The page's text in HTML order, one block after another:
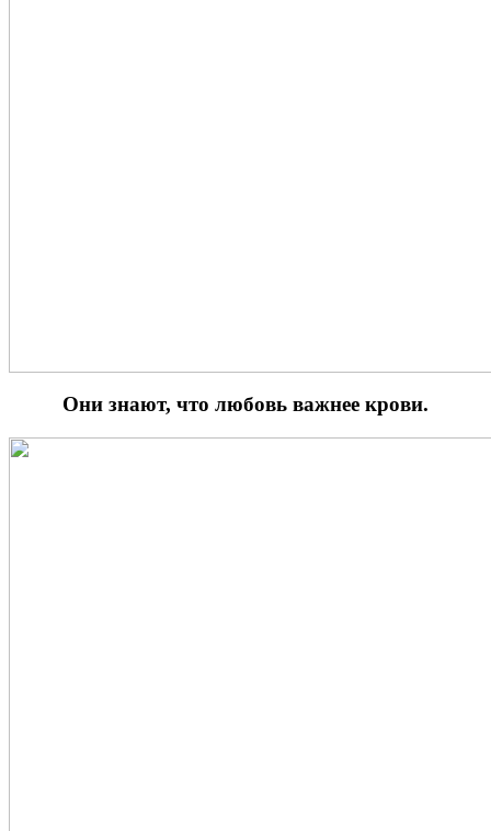
Они знают, что любовь важнее крови.